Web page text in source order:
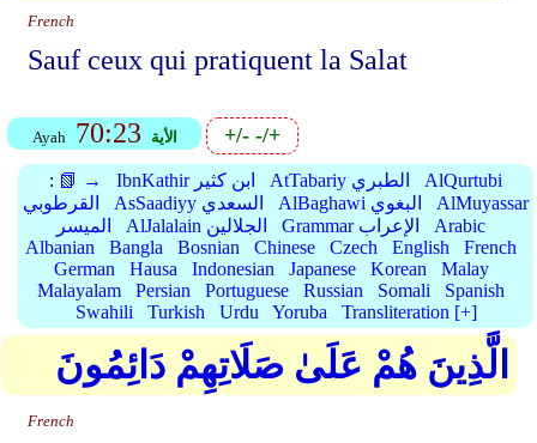
French
Sauf ceux qui pratiquent la Salat
Ayah 70:23 الأية +/--/+
: 📗 → IbnKathir ابن كثير AtTabariy الطبري
AlQurtubi
القرطوبي
AsSaadiyy السعدي AlBaghawi البغوي
AlMuyassar
الميسر
AlJalalain الجلالين Grammar الإعراب
Arabic
Albanian
Bangla Bosnian Chinese Czech English
French
German
Hausa Indonesian Japanese Korean
Malay
Malayalam
Persian Portuguese Russian Somali
Spanish
Swahili
Turkish Urdu Yoruba Transliteration [+]
الَّذِينَ هُمْ عَلَىٰ صَلَاتِهِمْ دَائِمُونَ
French